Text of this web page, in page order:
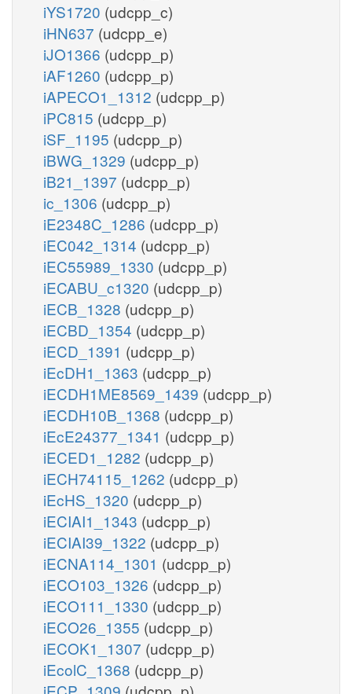
iYS1720 (udcpp_c)
iHN637 (udcpp_e)
iJO1366 (udcpp_p)
iAF1260 (udcpp_p)
iAPECO1_1312 (udcpp_p)
iPC815 (udcpp_p)
iSF_1195 (udcpp_p)
iBWG_1329 (udcpp_p)
iB21_1397 (udcpp_p)
ic_1306 (udcpp_p)
iE2348C_1286 (udcpp_p)
iEC042_1314 (udcpp_p)
iEC55989_1330 (udcpp_p)
iECABU_c1320 (udcpp_p)
iECB_1328 (udcpp_p)
iECBD_1354 (udcpp_p)
iECD_1391 (udcpp_p)
iEcDH1_1363 (udcpp_p)
iECDH1ME8569_1439 (udcpp_p)
iECDH10B_1368 (udcpp_p)
iEcE24377_1341 (udcpp_p)
iECED1_1282 (udcpp_p)
iECH74115_1262 (udcpp_p)
iEcHS_1320 (udcpp_p)
iECIAI1_1343 (udcpp_p)
iECIAI39_1322 (udcpp_p)
iECNA114_1301 (udcpp_p)
iECO103_1326 (udcpp_p)
iECO111_1330 (udcpp_p)
iECO26_1355 (udcpp_p)
iECOK1_1307 (udcpp_p)
iEcolC_1368 (udcpp_p)